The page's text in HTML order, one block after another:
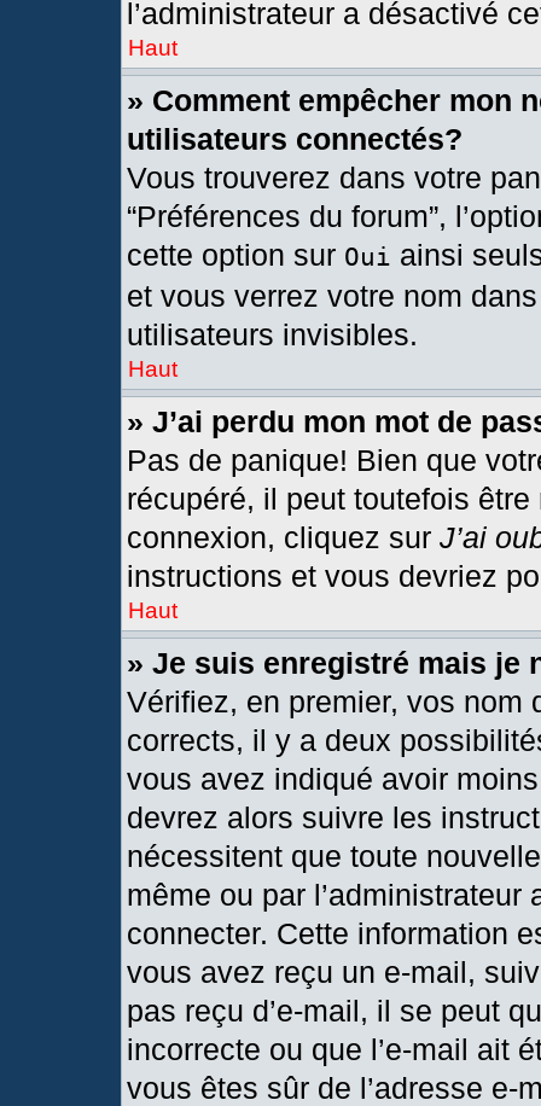
l’administrateur a désactivé
Haut
» Comment empêcher mon
utilisateurs connectés?
Vous trouverez dans votre
“Préférences du forum”,
cette option sur Oui ainsi
et vous verrez votre nom
utilisateurs invisibles.
Haut
» J’ai perdu mon mot de
Pas de panique! Bien que
récupéré, il peut toutefois
connexion, cliquez sur J’ai
instructions et vous devriez
Haut
» Je suis enregistré mais je
Vérifiez, en premier, vos nom
corrects, il y a deux
vous avez indiqué avoir
devrez alors suivre les
nécessitent que toute
même ou par
connecter. Cette information
vous avez reçu un e-mail,
pas reçu d’e-mail, il se peut
incorrecte ou que l’e-mail ait
vous êtes sûr de l’adresse e-